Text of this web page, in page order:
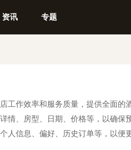
资讯 专题
作效率和服务质量，提供全面的
情、房型、日期、价格等，以确保
人信息、偏好、历史订单等，以便